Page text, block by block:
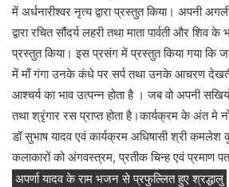
में अर्धनारीश्वर नृत्य द्वारा प्रस्तुत किया। अपनी
द्वारा रचित सौंदर्य लहरी तथा माता पार्वती और शिव के
प्रस्तुत किया। इस प्रसंग में प्रस्तुत किया गया कि
में माँ गंगा उनके कंधे पर सर्प तथा उनके आचरण
आश्चर्य का भाव उत्पन्न होता है । जब वो अपनी
तथा श्रृंगार रस प्राप्त होता है।कार्यक्रम के अंत मे
डॉ सुभाष यादव एवं कार्यक्रम अधिषासी श्री कमलेश
कलाकारों को अंगवस्त्रम, प्रतीक चिन्ह एवं प्रमाण
अपर्णा यादव के राम भजन से प्रफुल्लित हुए श्रद्धालु